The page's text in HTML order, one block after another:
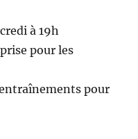
à 19h
pour les
pour